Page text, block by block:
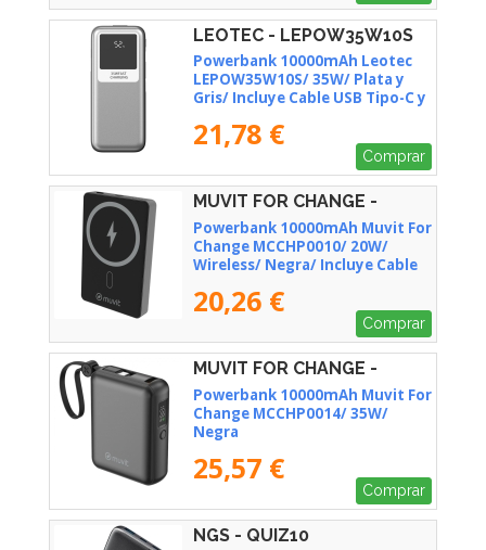
LEOTEC - LEPOW35W10S
Powerbank 10000mAh Leotec
LEPOW35W10S/ 35W/ Plata y
Gris/ Incluye Cable USB Tipo-C y
21,78 €
Comprar
MUVIT FOR CHANGE -
MCCHP0010
Powerbank 10000mAh Muvit For
Change MCCHP0010/ 20W/
Wireless/ Negra/ Incluye Cable
20,26 €
Comprar
MUVIT FOR CHANGE -
MCCHP0014
Powerbank 10000mAh Muvit For
Change MCCHP0014/ 35W/
Negra
25,57 €
Comprar
NGS - QUIZ10